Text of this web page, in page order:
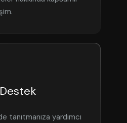
tanıtmanıza yardımcı